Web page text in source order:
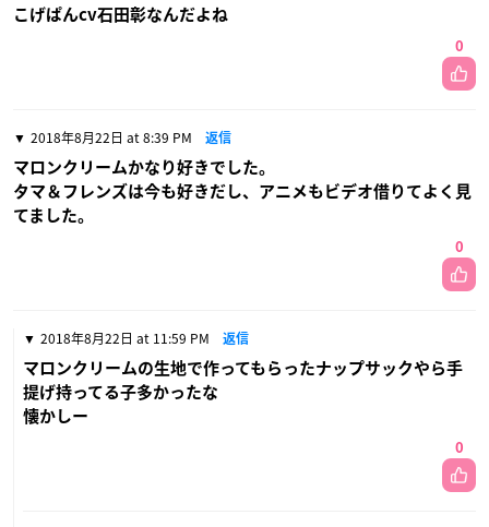
こげぱんcv石田彰なんだよね
0
2018年8月22日 at 8:39 PM 返信
マロンクリームかなり好きでした。
タマ＆フレンズは今も好きだし、アニメもビデオ借りてよく見
てました。
0
2018年8月22日 at 11:59 PM 返信
マロンクリームの生地で作ってもらったナップサックやら手
提げ持ってる子多かったな
懐かしー
0